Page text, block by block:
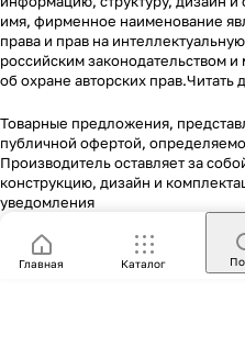
имя, фирменное наименование
права и прав на
российским законодательством
об охране авторских прав.Читать
Товарные предложения,
публичной офертой,
Производитель оставляет за
конструкцию, дизайн и
уведомления
Главная Каталог